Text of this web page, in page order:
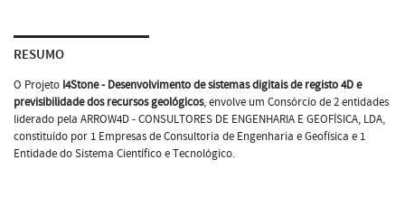
RESUMO
O Projeto I4Stone - Desenvolvimento de sistemas digitais de registo 4D e
previsibilidade dos recursos geológicos, envolve um Consórcio de 2 entidades
liderado pela ARROW4D - CONSULTORES DE ENGENHARIA E GEOFÍSICA, LDA,
constituído por 1 Empresas de Consultoria de Engenharia e Geofísica e 1
Entidade do Sistema Científico e Tecnológico.